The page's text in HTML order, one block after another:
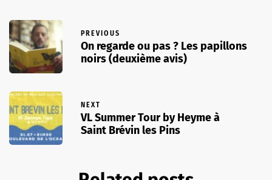
PREVIOUS
On regarde ou pas ? Les papillons
noirs (deuxième avis)
NEXT
VL Summer Tour by Heyme à
Saint Brévin les Pins